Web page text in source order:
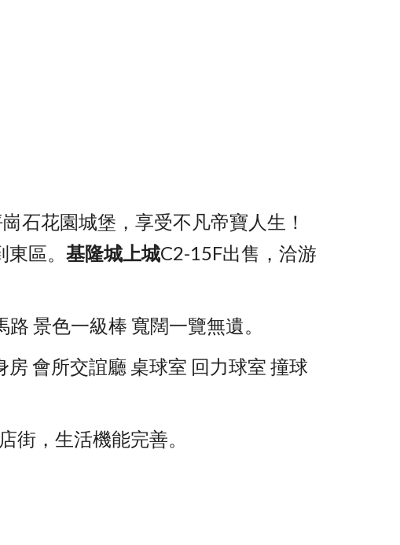
石花園城堡，享受不凡帝寶人生！
區。 基隆城上城C2-15F出售，洽游
景色一級棒 寬闊一覽無遺。
會所交誼廳 桌球室 回力球室 撞球
街，生活機能完善。